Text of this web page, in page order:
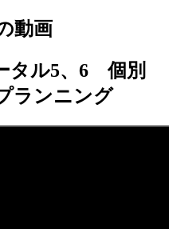
動画
タル5、6 個別
ランニング